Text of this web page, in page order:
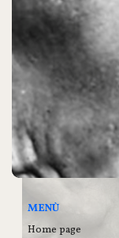
MENÙ
Home page